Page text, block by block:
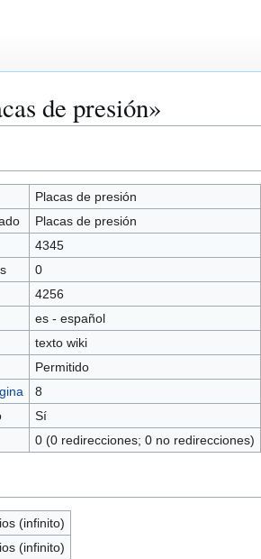
de presión»
Placas de presión
Placas de presión
4345
0
4256
es - español
texto wiki
Permitido
8
Sí
0 (0 redirecciones; 0 no redirecciones)
(infinito)
(infinito)